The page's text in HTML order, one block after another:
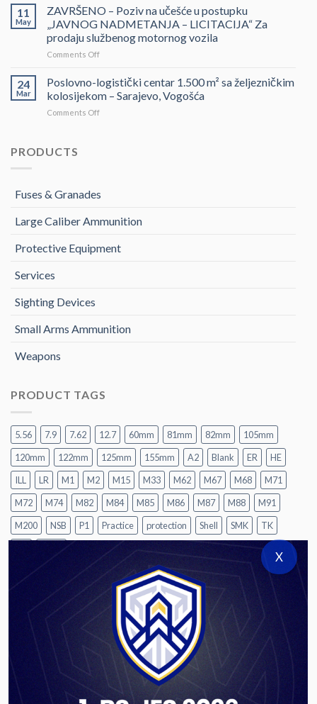
Projektovanje,
izrada
i
montaža
Nacionalnog
Bosne
i
Hercegovine
ZA
DOSTAVLJANJE
PONUDA
–
Usluge
sajma
FIRST
BALKAN
SHIELD
11
May
ZAVRŠENO – Poziv na učešće u postupku
„JAVNOG NADMETANJA – LICITACIJA“ Za
prodaju službenog motornog vozila
Comments Offon
Poziv
na
učešće
Za
službenog
vozila
24
Mar
Poslovno-logistički centar 1.500 m² sa željezničkim
kolosijekom – Sarajevo, Vogošća
Comments Offon
željezničkim
–
Vogošća
PRODUCTS
Fuses & Granades
Large Caliber Ammunition
Protective Equipment
Services
Sighting Devices
Small Arms Ammunition
Weapons
PRODUCT TAGS
5.56 7.9 7.62 12.7 60mm 81mm 82mm
105mm
120mm
122mm 125mm 155mm A2 Blank ER
HE
ILL
LR M1 M2 M15 M33 M62 M67 M68
M71
M72
M74 M82 M84 M85 M86 M87 M88
M91
M200
NSB P1 Practice protection Shell SMK
TK
UTIU
CATEGORIES
Company Activities (2)
Exhibitions
(4)
Obavijesti, Konkursi i Tenderi
(17)
X